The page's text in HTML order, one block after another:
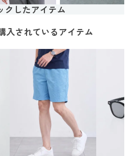
クしたアイテム
入されているアイテム